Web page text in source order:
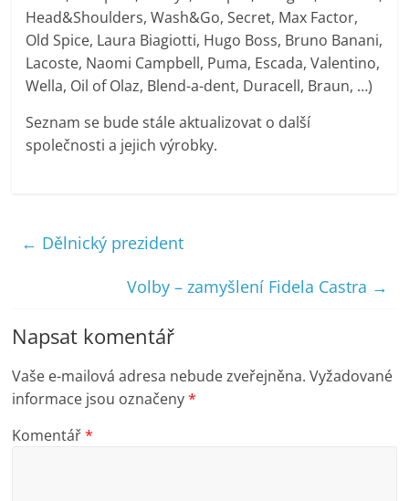
Head&Shoulders, Wash&Go, Secret, Max Factor,
Old Spice, Laura Biagiotti, Hugo Boss, Bruno Banani,
Lacoste, Naomi Campbell, Puma, Escada, Valentino,
Wella, Oil of Olaz, Blend-a-dent, Duracell, Braun, …)
Seznam se bude stále aktualizovat o další
společnosti a jejich výrobky.
← Dělnický prezident
Volby – zamyšlení Fidela Castra →
Napsat komentář
Vaše e-mailová adresa nebude zveřejněna. Vyžadované
informace jsou označeny*
Komentář*